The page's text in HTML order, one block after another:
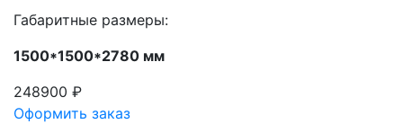
Габаритные размеры:
1500*1500*2780 мм
248900 ₽
Оформить заказ